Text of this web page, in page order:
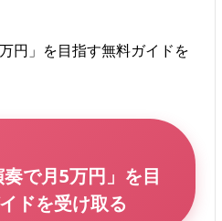
円」を目指す無料ガイドを
奏で月5万円」を目
ドを受け取る